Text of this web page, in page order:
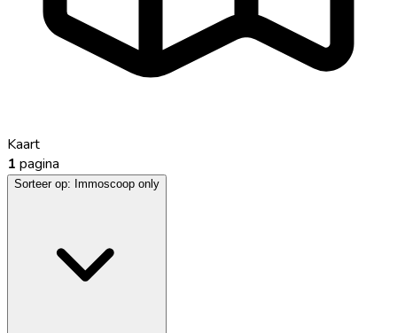
Kaart
1 pagina
Sorteer op: Immoscoop only